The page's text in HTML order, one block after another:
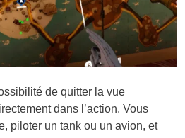
de quitter la vue
dans l’action. Vous
piloter un tank ou un avion, et